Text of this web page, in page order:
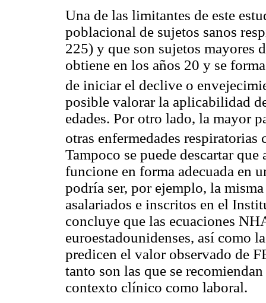
Una de las limitantes de este
poblacional de sujetos sanos
225) y que son sujetos mayores
obtiene en los años 20 y se
de iniciar el declive o
posible valorar la aplicabilidad
edades. Por otro lado, la mayor
otras enfermedades respiratorias
Tampoco se puede descartar
funcione en forma adecuada en
podría ser, por ejemplo, la
asalariados e inscritos en el
concluye que las ecuaciones
euroestadounidenses, así como
predicen el valor observado de
tanto son las que se
contexto clínico como laboral.